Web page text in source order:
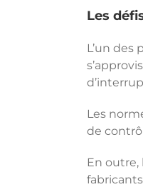
Les
L’un
Les
de
En